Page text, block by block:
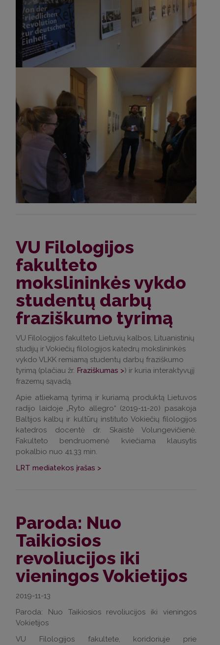
VU Filologijos
fakulteto
mokslininkės vykdo
studentų darbų
fraziškumo tyrimą
VU Filologijos fakulteto Lietuvių kalbos, Lituanistinių
studijų ir Vokiečių filologijos katedrų mokslininkės
vykdo VLKK remiamą studentų darbų fraziškumo
tyrimą (plačiau žr. Fraziškumas >) ir kuria interaktyvųjį
frazemų sąvadą.
Apie atliekamą tyrimą ir kuriamą produktą Lietuvos
radijo laidoje „Ryto allegro“ (2019-11-20) pasakoja
Baltijos kalbų ir kultūrų instituto Vokiečių filologijos
katedros docentė dr. Skaistė Volungevičienė.
Fakulteto bendruomenė kviečiama klausytis
pokalbio nuo 41.33 min.
LRT mediatekos įrašas >
Paroda: Nuo
Taikiosios
revoliucijos iki
vieningos Vokietijos
2019-11-13
Paroda: Nuo Taikiosios revoliucijos iki vieningos
Vokietijos
VU Filologijos fakultete, koridoriuje prie